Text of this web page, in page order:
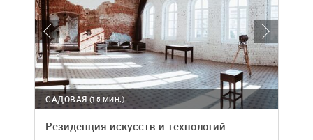
(15 МИН.)
САДОВАЯ
Резиденция искусств и технологий